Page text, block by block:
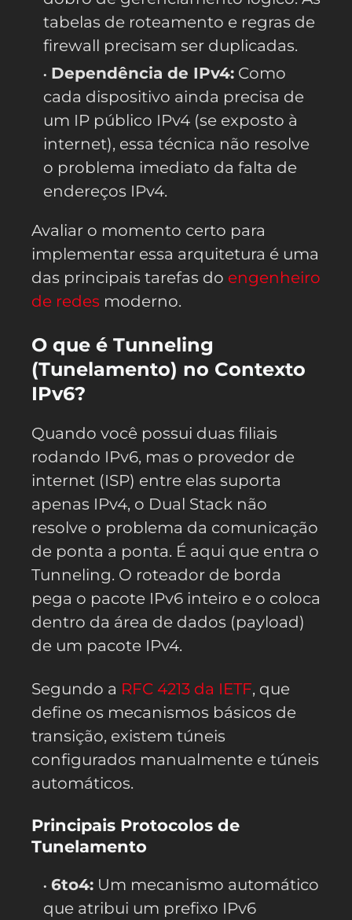
tabelas de roteamento e regras de
firewall precisam ser duplicadas.
Dependência de IPv4: Como
cada dispositivo ainda precisa de
um IP público IPv4 (se exposto à
internet), essa técnica não resolve
o problema imediato da falta de
endereços IPv4.
Avaliar o momento certo para
implementar essa arquitetura é uma
das principais tarefas do engenheiro
de redes moderno.
O que é Tunneling
(Tunelamento) no Contexto
IPv6?
Quando você possui duas filiais
rodando IPv6, mas o provedor de
internet (ISP) entre elas suporta
apenas IPv4, o Dual Stack não
resolve o problema da comunicação
de ponta a ponta. É aqui que entra o
Tunneling. O roteador de borda
pega o pacote IPv6 inteiro e o coloca
dentro da área de dados (payload)
de um pacote IPv4.
Segundo a RFC 4213 da IETF, que
define os mecanismos básicos de
transição, existem túneis
configurados manualmente e túneis
automáticos.
Principais Protocolos de
Tunelamento
6to4: Um mecanismo automático
que atribui um prefixo IPv6